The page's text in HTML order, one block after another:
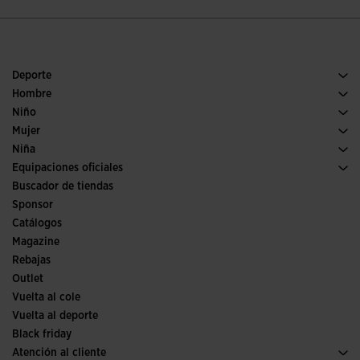
Deporte
Running
Pádel
Fútbol
Trail running
Tenis
Hombre
Calzado Hombre
Deporte
Niño
Ver todo ropa niño
Mujer
Ropa Mujer
Deporte
Niña
Ver todo ropa niña
Equipaciones oficiales
Fútbol
Fútbol sala
Comités y Federaciones
Ediciones especiales
Buscador de tiendas
Sponsor
Catálogos
Magazine
Rebajas
Outlet
Vuelta al cole
Vuelta al deporte
Black friday
Atención al cliente